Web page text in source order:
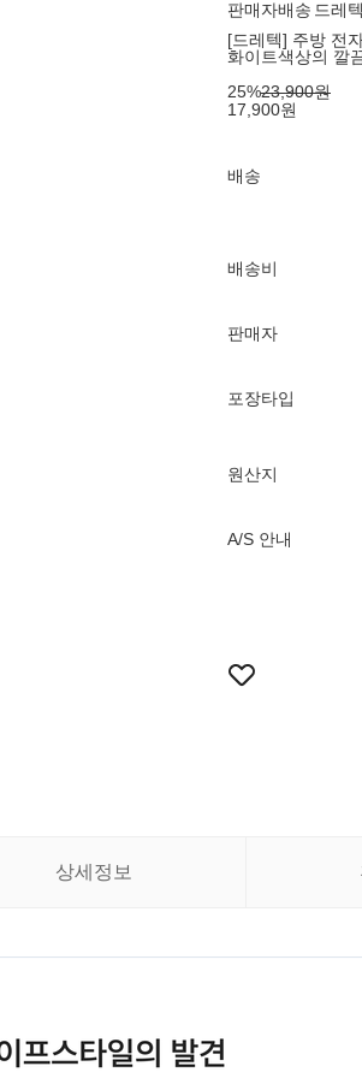
판매자배송 드레텍
[드레텍] 주방 전
화이트색상의 깔
25%23,900원
17,900원
배송
배송비
판매자
포장타입
원산지
A/S 안내
상세정보